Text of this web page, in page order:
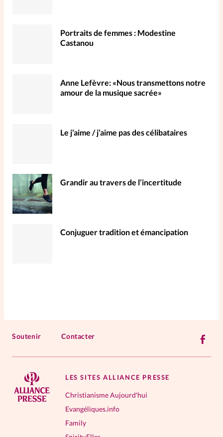
Portraits de femmes : Modestine
Castanou
Anne Lefèvre: «Nous transmettons notre
amour de la musique sacrée»
Le j’aime / j’aime pas des célibataires
Grandir au travers de l’incertitude
Conjuguer tradition et émancipation
Soutenir Contacter
LES SITES ALLIANCE PRESSE
Christianisme Aujourd'hui
Evangéliques.info
Family